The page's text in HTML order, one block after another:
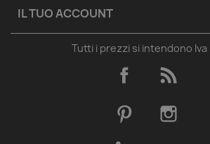
IL TUO ACCOUNT
Tutti i prezzi si intendono Iva
Facebook
Pinterest